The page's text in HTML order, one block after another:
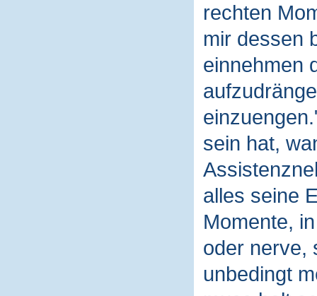
rechten
mir dessen
einnehmen
sein hat,
alles seine
Momente,
oder nerve,
unbedingt